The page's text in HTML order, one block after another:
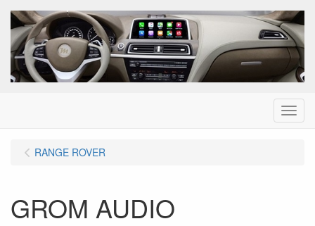
Menu
RANGE ROVER
GROM AUDIO